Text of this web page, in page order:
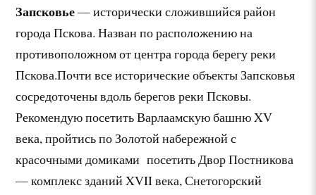
Запсковье— исторически сложившийся район
города Пскова. Назван по расположению на
противоположном от центра города берегу реки
Пскова.Почти все исторические объекты Запсковья
сосредоточены вдоль берегов реки Псковы.
Рекомендую посетить Варлаамскую башню XV
века, пройтись по Золотой набережной с
красочными домиками посетить Двор Постникова
— комплекс зданий XVII века, Снетогорский